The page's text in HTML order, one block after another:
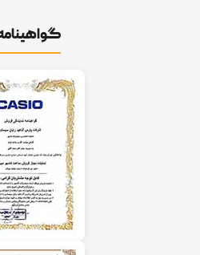
گواهینامه‌ها